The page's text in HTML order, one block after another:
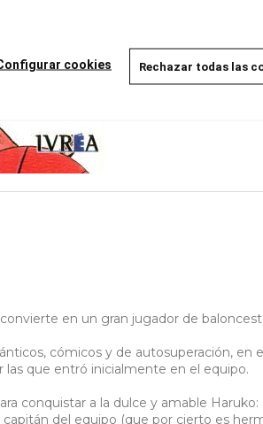
en un gran jugador de
cómicos y de autosuperación,
las que entró inicialmente en el equipo.
conquistar a la dulce y amable
del equipo (que por cierto es
cookies Rechazar todas las